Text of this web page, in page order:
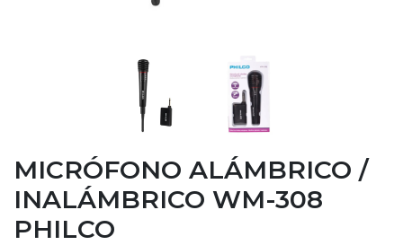
MICRÓFONO ALÁMBRICO /
INALÁMBRICO WM-308
PHILCO